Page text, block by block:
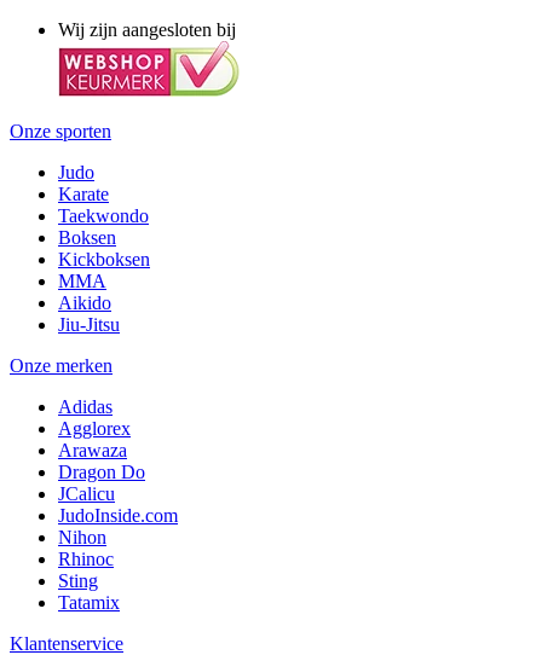
Wij zijn aangesloten bij
Onze sporten
Judo
Karate
Taekwondo
Boksen
Kickboksen
MMA
Aikido
Jiu-Jitsu
Onze merken
Adidas
Agglorex
Arawaza
Dragon Do
JCalicu
JudoInside.com
Nihon
Rhinoc
Sting
Tatamix
Klantenservice